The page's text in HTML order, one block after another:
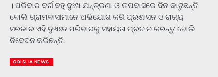
। ପରିବାର ବର୍ଗ ବହୁ ଦୁଃଖ ଯନ୍ତ୍ରଣା ଓ ଉପବାସରେ ଦିନ କାଟୁଛନ୍ତି
ବୋଲି ଗ୍ରାମବାସୀମାନେ ଅଭିଯୋଗ କରି ପ୍ରଶାସନ ଓ ରାଜ୍ୟ
ସରକାର ଏହି ଦୁଖଃଦ ପରିବାରକୁ ସହାୟତା ପ୍ରଦାନ କରନ୍ତୁ ବୋଲି
ନିବେଦନ କରିଛନ୍ତି.
ODISHA NEWS